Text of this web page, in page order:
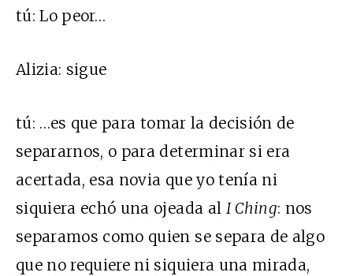
tú:Lo peor…
Alizia: sigue
tú: …es que para tomar la decisión de
separarnos, o para determinar si era
acertada, esa novia que yo tenía ni
siquiera echó una ojeada al I Ching: nos
separamos como quien se separa de algo
que no requiere ni siquiera una mirada,